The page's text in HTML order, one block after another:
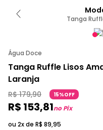
Tanga
Água Doce
Tanga Ruffle Lisos
Laranja
R$ 179,90 15%OFF
R$ 153,81no Pix
ou 2x de R$ 89,95